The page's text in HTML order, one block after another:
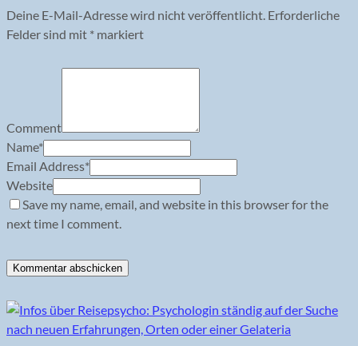
Deine E-Mail-Adresse wird nicht veröffentlicht. Erforderliche
Felder sind mit * markiert
Comment
Name*
Email Address*
Website
Save my name, email, and website in this browser for the
next time I comment.